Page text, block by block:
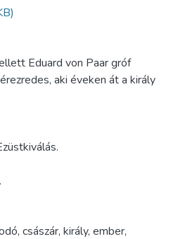
Eduard von Paar gróf
aki éveken át a király
, császár, király, ember,